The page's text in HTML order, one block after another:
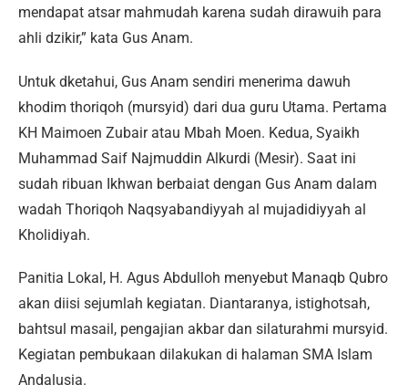
mendapat atsar mahmudah karena sudah dirawuih para
ahli dzikir,” kata Gus Anam.
Untuk dketahui, Gus Anam sendiri menerima dawuh
khodim thoriqoh (mursyid) dari dua guru Utama. Pertama
KH Maimoen Zubair atau Mbah Moen. Kedua, Syaikh
Muhammad Saif Najmuddin Alkurdi (Mesir). Saat ini
sudah ribuan Ikhwan berbaiat dengan Gus Anam dalam
wadah Thoriqoh Naqsyabandiyyah al mujadidiyyah al
Kholidiyah.
Panitia Lokal, H. Agus Abdulloh menyebut Manaqb Qubro
akan diisi sejumlah kegiatan. Diantaranya, istighotsah,
bahtsul masail, pengajian akbar dan silaturahmi mursyid.
Kegiatan pembukaan dilakukan di halaman SMA Islam
Andalusia.